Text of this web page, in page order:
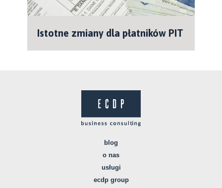
Istotne zmiany dla płatników PIT
blog
o nas
usługi
ecdp group